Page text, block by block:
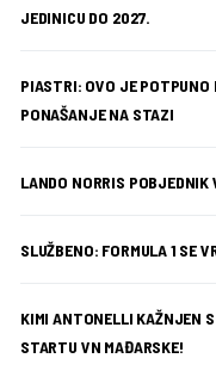
JEDINICU DO 2027.
PIASTRI: OVO JE POTPUNO
PONAŠANJE NA STAZI
LANDO NORRIS POBJEDNIK
SLUŽBENO: FORMULA 1 SE
KIMI ANTONELLI KAŽNJEN
STARTU VN MAĐARSKE!